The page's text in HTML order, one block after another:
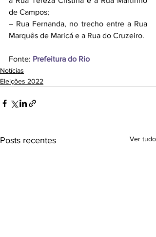
de Campos;
– Rua Fernanda, no trecho entre a Rua
Marquês de Maricá e a Rua do Cruzeiro.
Fonte: Prefeitura do Rio
Notícias
Eleições 2022
Posts recentes Ver tudo